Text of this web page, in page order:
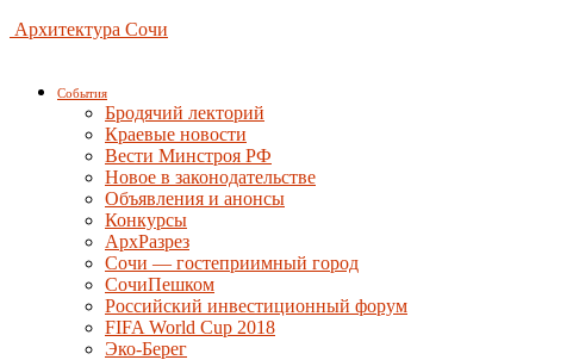
Архитектура Сочи
События
Бродячий лекторий
Краевые новости
Вести Минстроя РФ
Новое в законодательстве
Объявления и анонсы
Конкурсы
АрхРазрез
Сочи — гостеприимный город
СочиПешком
Российский инвестиционный форум
FIFA World Cup 2018
Эко-Берег